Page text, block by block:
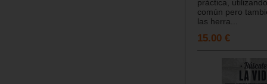
práctica,
común pero
las herra...
15.00 €